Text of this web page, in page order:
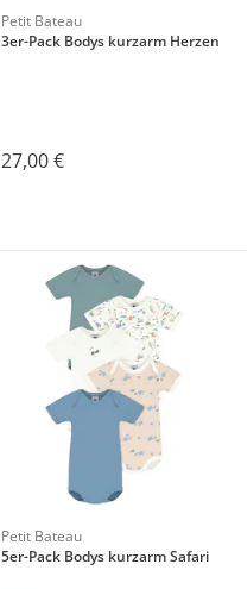
Petit Bateau
3er-Pack Bodys kurzarm Herzen
27,00 €
Petit Bateau
5er-Pack Bodys kurzarm Safari